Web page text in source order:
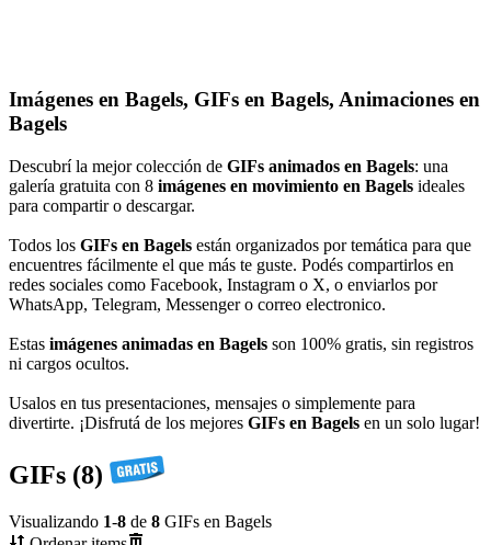
Imágenes en Bagels, GIFs en Bagels, Animaciones en
Bagels
Descubrí la mejor colección de GIFs animados en Bagels: una
galería gratuita con 8 imágenes en movimiento en Bagels ideales
para compartir o descargar.
Todos los GIFs en Bagels están organizados por temática para que
encuentres fácilmente el que más te guste. Podés compartirlos en
redes sociales como Facebook, Instagram o X, o enviarlos por
WhatsApp, Telegram, Messenger o correo electronico.
Estas imágenes animadas en Bagels son 100% gratis, sin registros
ni cargos ocultos.
Usalos en tus presentaciones, mensajes o simplemente para
divertirte. ¡Disfrutá de los mejores GIFs en Bagels en un solo lugar!
GIFs (8)
Visualizando 1-8 de 8 GIFs en Bagels